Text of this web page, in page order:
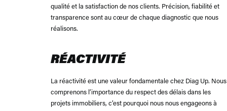
qualité et la satisfaction de nos clients. Précision, fiabilité et
transparence sont au cœur de chaque diagnostic que nous
réalisons.
RÉACTIVITÉ
La réactivité est une valeur fondamentale chez Diag Up. Nous
comprenons l’importance du respect des délais dans les
projets immobiliers, c’est pourquoi nous nous engageons à